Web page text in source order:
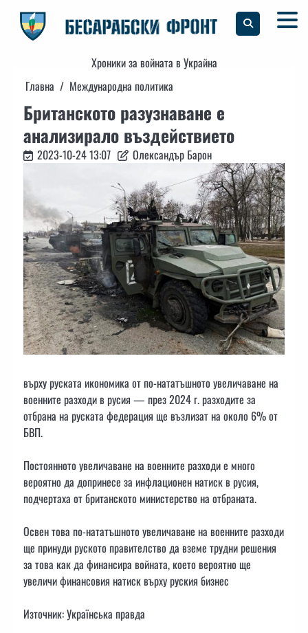
content
Хроники за войната в Украйна
Главна
Международна политика
Британското разузнаване е
анализирало въздействието
2023-10-24 13:07 Олександър Барон
върху руската икономика от по-нататъшното увеличаване на
военните разходи в русия — през 2024 г. разходите за
отбрана на руската федерация ще възлизат на около 6% от
БВП.
Постоянното увеличаване на военните разходи е много
вероятно да допринесе за инфлационен натиск в русия,
подчертаха от британското министерство на отбраната.
Освен това по-нататъшното увеличаване на военните разходи
ще принуди руското правителство да вземе трудни решения
за това как да финансира войната, което вероятно ще
увеличи финансовия натиск върху руския бизнес
Източник: Українська правда